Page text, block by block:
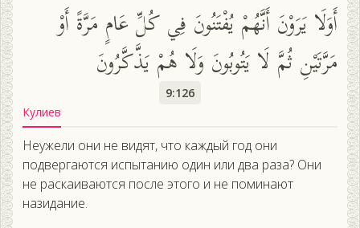
أَوَلَا يَرَوْنَ أَنَّهُمْ يُفْتَنُونَ فِي كُلِّ عَامٍ مَرَّةً أَوْ
مَرَّتَيْنِ ثُمَّ لَا يَتُوبُونَ وَلَا هُمْ يَذَّكَّرُونَ
9:126
Кулиев
Неужели они не видят, что каждый год они
подвергаются испытанию один или два раза? Они
не раскаиваются после этого и не поминают
назидание.